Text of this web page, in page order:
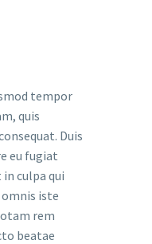
tempor
quis
Duis
eu fugiat
culpa qui
iste
rem
beatae